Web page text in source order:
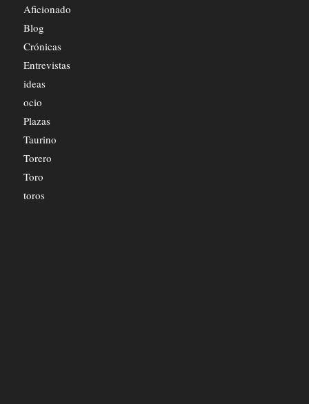
Aficionado
Blog
Crónicas
Entrevistas
ideas
ocio
Plazas
Taurino
Torero
Toro
toros